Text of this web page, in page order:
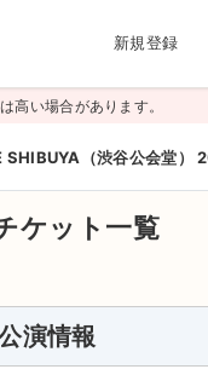
新規登録
高い場合があります。
SHIBUYA（渋谷公会堂
ケット一覧
演情報